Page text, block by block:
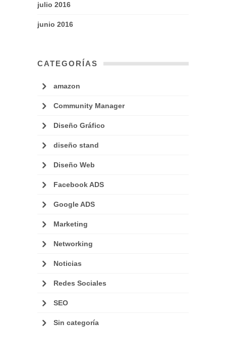
julio 2016
junio 2016
CATEGORÍAS
amazon
Community Manager
Diseño Gráfico
diseño stand
Diseño Web
Facebook ADS
Google ADS
Marketing
Networking
Noticias
Redes Sociales
SEO
Sin categoría